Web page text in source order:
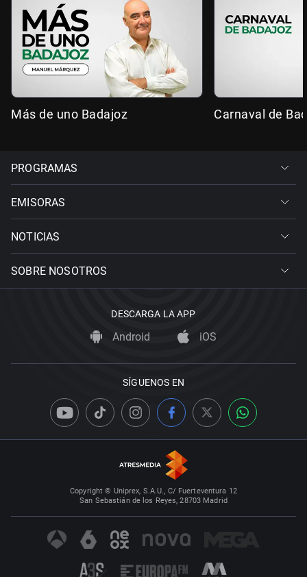
Más de uno Badajoz Carnaval de
PROGRAMAS
EMISORAS
NOTICIAS
SOBRE NOSOTROS
DESCARGA LA APP
Android iOS
SÍGUENOS EN
Copyright © Uniprex, S.A.U., C/ Fuerteventura 12
San Sebastián de los Reyes, 28703 Madrid